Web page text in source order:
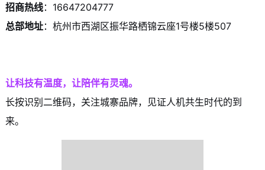
招商热线：16647204777
总部地址：杭州市西湖区振华路栖锦云座1号楼5楼507
让科技有温度，让陪伴有灵魂。
长按识别二维码，关注城寨品牌，见证人机共生时代的到
来。